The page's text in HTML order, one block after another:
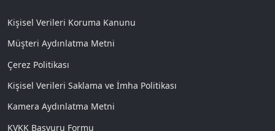
Kişisel Verileri Koruma Kanunu
Müşteri Aydınlatma Metni
Çerez Politikası
Kişisel Verileri Saklama ve İmha Politikası
Kamera Aydınlatma Metni
KVKK Başvuru Formu